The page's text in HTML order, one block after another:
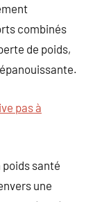
combinés
de poids,
pas à
santé
une